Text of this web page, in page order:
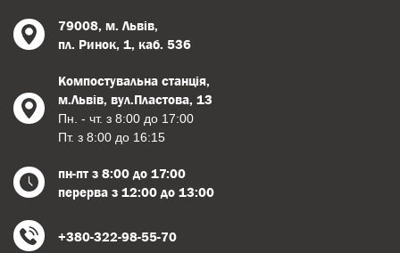
79008, м. Львів,
пл. Ринок, 1, каб. 536
Компостувальна станція,
м.Львів, вул.Пластова, 13
Пн. - чт. з 8:00 до 17:00
Пт. з 8:00 до 16:15
пн-пт з 8:00 до 17:00
перерва з 12:00 до 13:00
+380-322-98-55-70